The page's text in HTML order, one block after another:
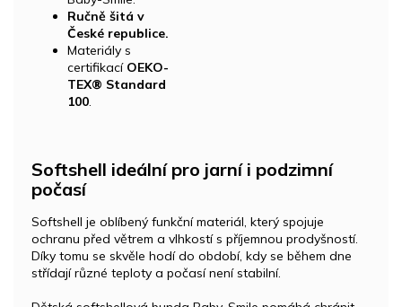
Ručně šitá v
České republice.
Materiály s
certifikací OEKO-
TEX® Standard
100.
Softshell ideální pro jarní i podzimní
počasí
Softshell je oblíbený funkční materiál, který spojuje
ochranu před větrem a vlhkostí s příjemnou prodyšností.
Díky tomu se skvěle hodí do období, kdy se během dne
střídají různé teploty a počasí není stabilní.